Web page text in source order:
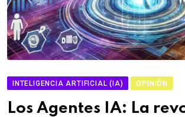
INTELIGENCIA ARTIFICIAL (IA) OPINIÓN
Los Agentes IA: La